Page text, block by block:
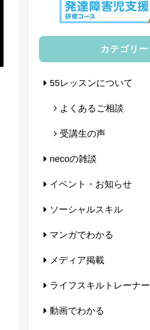
カテゴリー
55レッスンについて
よくあるご相談
受講生の声
necoの雑談
イベント・お知らせ
ソーシャルスキル
マンガでわかる
メディア掲載
ライフスキルトレーナー
動画でわかる